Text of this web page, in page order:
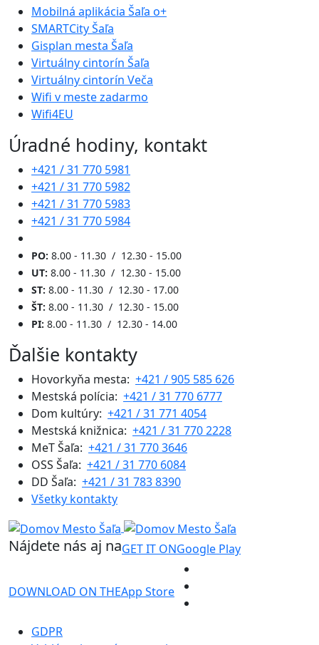
Mobilná aplikácia Šaľa o+
SMARTCity Šaľa
Gisplan mesta Šaľa
Virtuálny cintorín Šaľa
Virtuálny cintorín Veča
Wifi v meste zadarmo
Wifi4EU
Úradné hodiny, kontakt
+421 / 31 770 5981
+421 / 31 770 5982
+421 / 31 770 5983
+421 / 31 770 5984
PO: 8.00 - 11.30 / 12.30 - 15.00
UT: 8.00 - 11.30 / 12.30 - 15.00
ST: 8.00 - 11.30 / 12.30 - 17.00
ŠT: 8.00 - 11.30 / 12.30 - 15.00
PI: 8.00 - 11.30 / 12.30 - 14.00
Ďalšie kontakty
Hovorkyňa mesta: +421 / 905 585 626
Mestská polícia: +421 / 31 770 6777
Dom kultúry: +421 / 31 771 4054
Mestská knižnica: +421 / 31 770 2228
MeT Šaľa: +421 / 31 770 3646
OSS Šaľa: +421 / 31 770 6084
DD Šaľa: +421 / 31 783 8390
Všetky kontakty
Nájdete nás aj naGET IT ONGoogle Play
DOWNLOAD ON THEApp Store
GDPR